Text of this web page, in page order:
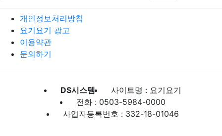
개인정보처리방침
요기요기 광고
이용약관
문의하기
DS시스템
사이트명 : 요기요기
전화 : 0503-5984-0000
사업자등록번호 : 332-18-01046